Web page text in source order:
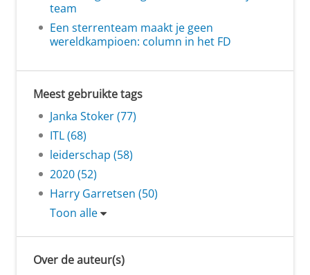
team
Een sterrenteam maakt je geen
wereldkampioen: column in het FD
Meest gebruikte tags
Janka Stoker (77)
ITL (68)
leiderschap (58)
2020 (52)
Harry Garretsen (50)
Toon alle
Over de auteur(s)